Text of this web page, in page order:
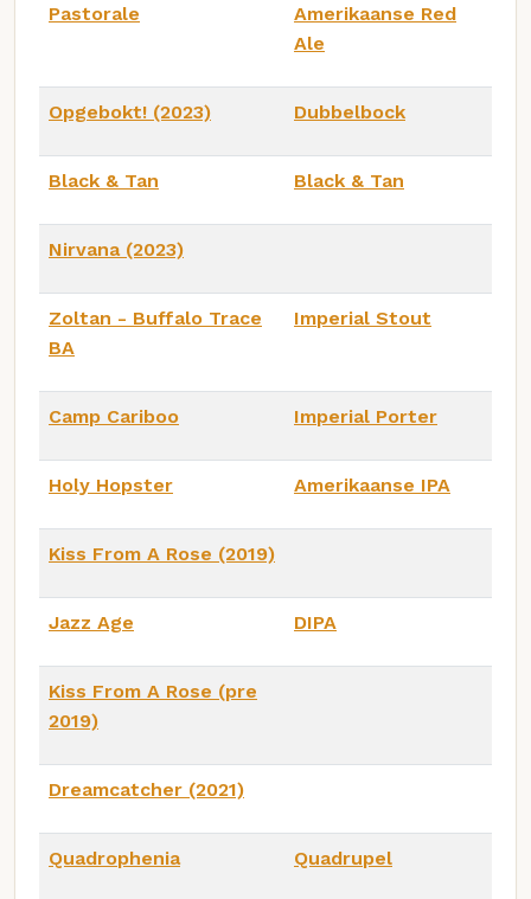
Pastorale
Amerikaanse Red
Ale
Opgebokt! (2023) Dubbelbock
Black & Tan Black & Tan
Nirvana (2023)
Zoltan - Buffalo Trace
BA
Imperial Stout
Camp Cariboo Imperial Porter
Holy Hopster Amerikaanse IPA
Kiss From A Rose (2019)
Jazz Age DIPA
Kiss From A Rose (pre
2019)
Dreamcatcher (2021)
Quadrophenia Quadrupel